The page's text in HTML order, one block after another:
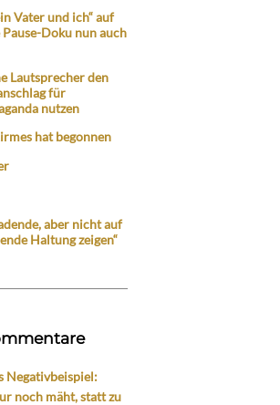
Vater und ich“ auf
Doku nun auch
Lautsprecher den
für
nutzen
hat begonnen
aber nicht auf
Haltung zeigen“
Negativbeispiel:
noch mäht, statt zu